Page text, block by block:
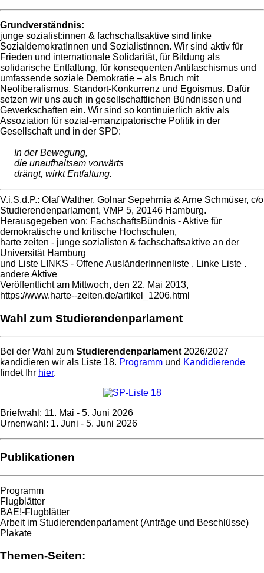
Grundverständnis:
junge sozialist:innen & fachschaftsaktive sind linke
SozialdemokratInnen und SozialistInnen. Wir sind aktiv für
Frieden und internationale Solidarität, für Bildung als
solidarische Entfaltung, für konsequenten Antifaschismus und
umfassende soziale Demokratie – als Bruch mit
Neoliberalismus, Standort-Konkurrenz und Egoismus. Dafür
setzen wir uns auch in gesellschaftlichen Bündnissen und
Gewerkschaften ein. Wir sind so kontinuierlich aktiv als
Assoziation für sozial-emanzipatorische Politik in der
Gesellschaft und in der SPD:
In der Bewegung,
die unaufhaltsam vorwärts
drängt, wirkt Entfaltung.
V.i.S.d.P.: Olaf Walther, Golnar Sepehrnia & Arne Schmüser, c/o
Studierendenparlament, VMP 5, 20146 Hamburg.
Herausgegeben von: FachschaftsBündnis - Aktive für
demokratische und kritische Hochschulen,
harte zeiten - junge sozialisten & fachschaftsaktive an der
Universität Hamburg
und Liste LINKS - Offene AusländerInnenliste . Linke Liste .
andere Aktive
Veröffentlicht am Mittwoch, den 22. Mai 2013,
https://www.harte--zeiten.de/artikel_1206.html
Wahl zum Studierendenparlament
Bei der Wahl zum Studierendenparlament 2026/2027
kandidieren wir als Liste 18. Programm und Kandidierende
findet Ihr hier.
Briefwahl: 11. Mai - 5. Juni 2026
Urnenwahl: 1. Juni - 5. Juni 2026
Publikationen
Programm
Flugblätter
BAE!-Flugblätter
Arbeit im Studierendenparlament (Anträge und Beschlüsse)
Plakate
Themen-Seiten: